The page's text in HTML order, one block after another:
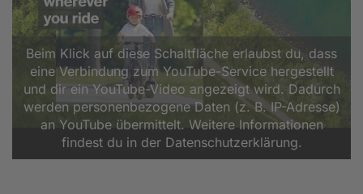
Beim Klick auf diese Schaltfläche erlaubst du, dass
eine Verbindung zum YouTube-Service hergestellt
und dir ein YouTube-Video angezeigt wird. Dadurch
werden personenbezogene Daten (z. B. IP-Adresse)
an YouTube übermittelt. Weitere Informationen
findest du in der Datenschutzerklärung.